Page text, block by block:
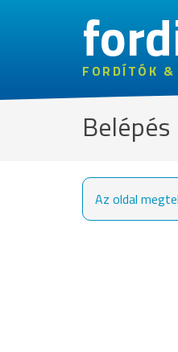
FORDÍTÓK
Belépés
Az oldal